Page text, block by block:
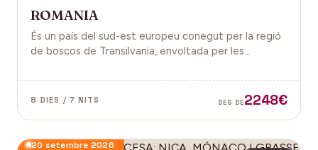
ROMANIA
És un país del sud-est europeu conegut per la regió
de boscos de Transilvania, envoltada per les
segle XIV i el Castell de Peles.
8 DIES / 7 NITS DES DE2248€
20 setembre 2026